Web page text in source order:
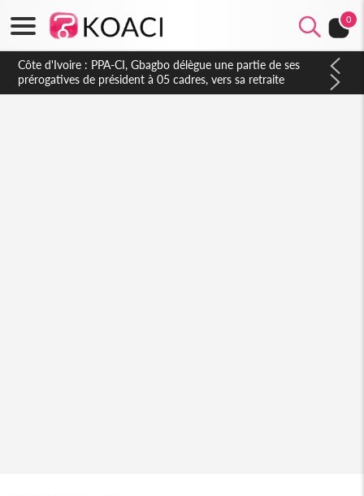
0
Côte d'Ivoire : PPA-CI, Gbagbo délègue une partie de ses
prérogatives de président à 05 cadres, vers sa retraite
politique ?